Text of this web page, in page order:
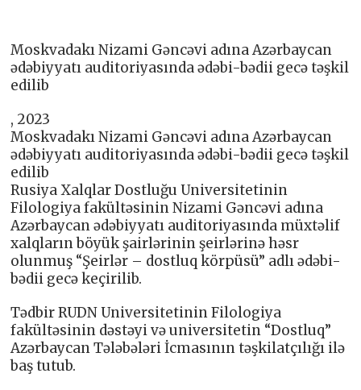
Moskvadakı Nizami Gəncəvi adına Azərbaycan
ədəbiyyatı auditoriyasında ədəbi-bədii gecə təşkil
edilib
, 2023
Moskvadakı Nizami Gəncəvi adına Azərbaycan
ədəbiyyatı auditoriyasında ədəbi-bədii gecə təşkil
edilib
Rusiya Xalqlar Dostluğu Universitetinin
Filologiya fakültəsinin Nizami Gəncəvi adına
Azərbaycan ədəbiyyatı auditoriyasında müxtəlif
xalqların böyük şairlərinin şeirlərinə həsr
olunmuş “Şeirlər – dostluq körpüsü” adlı ədəbi-
bədii gecə keçirilib.
Tədbir RUDN Universitetinin Filologiya
fakültəsinin dəstəyi və universitetin “Dostluq”
Azərbaycan Tələbələri İcmasının təşkilatçılığı ilə
baş tutub.